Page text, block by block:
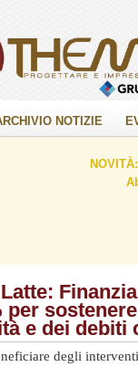
NOTIZIE
per
e dei debiti
degli